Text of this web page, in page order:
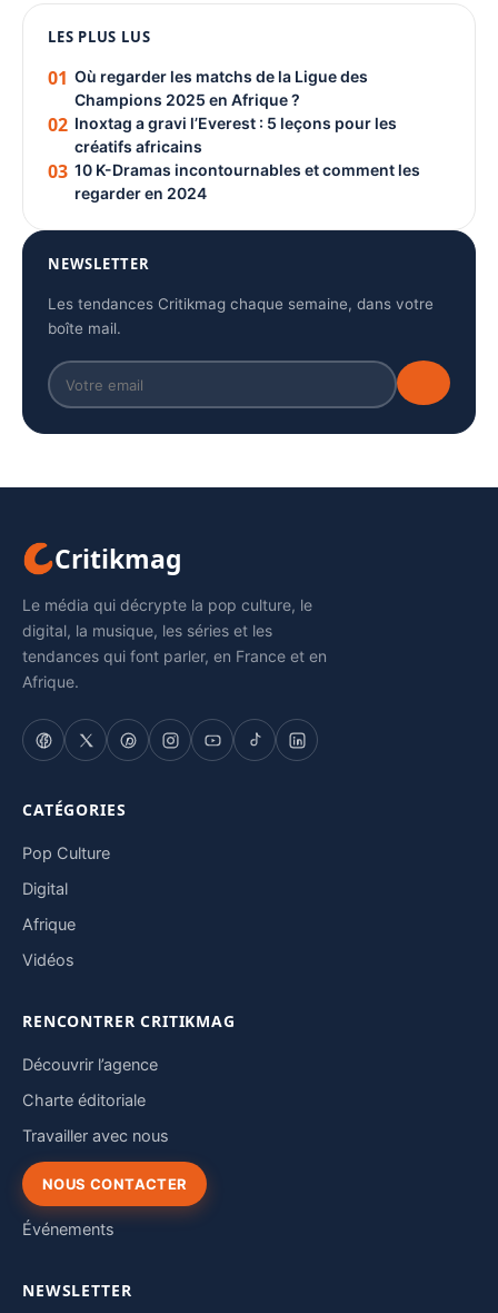
PUBLICITÉ
LES PLUS LUS
01 Où regarder les matchs de la Ligue des
Champions 2025 en Afrique ?
02 Inoxtag a gravi l’Everest : 5 leçons pour les
créatifs africains
03 10 K-Dramas incontournables et comment les
regarder en 2024
NEWSLETTER
Les tendances Critikmag chaque semaine, dans votre
boîte mail.
Critikmag
Le média qui décrypte la pop culture, le
digital, la musique, les séries et les
tendances qui font parler, en France et en
Afrique.
CATÉGORIES
Pop Culture
Digital
Afrique
Vidéos
RENCONTRER CRITIKMAG
Découvrir l’agence
Charte éditoriale
Travailler avec nous
NOUS CONTACTER
Événements
NEWSLETTER